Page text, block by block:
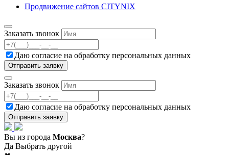
Продвижение сайтов CITYNIX
Заказать звонок
Даю согласие на обработку персональных данных
Заказать звонок
Даю согласие на обработку персональных данных
Вы из города Москва?
Да Выбрать другой